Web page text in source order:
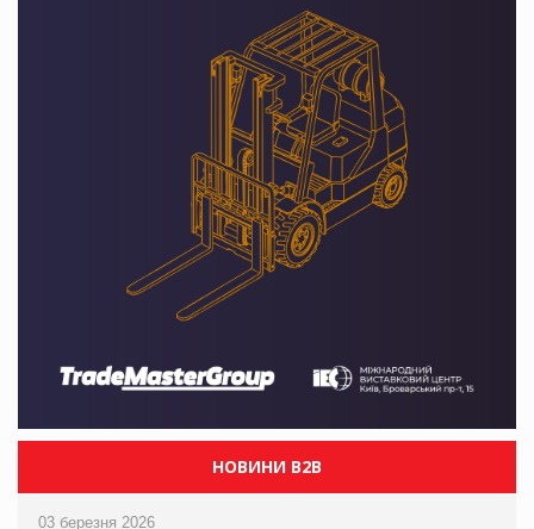
НОВИНИ B2B
03 березня 2026